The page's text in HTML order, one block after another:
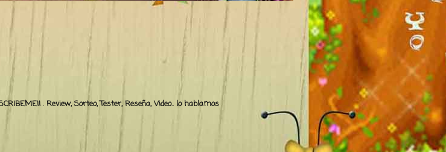
. Review, Sorteo, Tester, Reseña, Video.. lo hablamos